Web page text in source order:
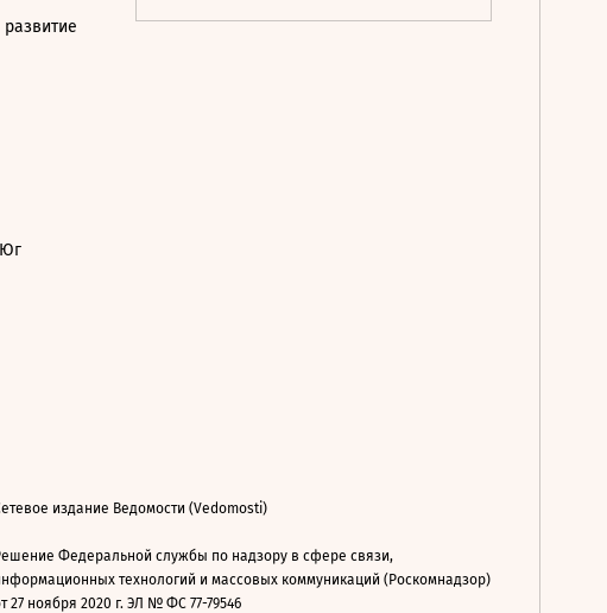
издание Ведомости (Vedomosti)
Федеральной службы по надзору в сфере связи,
технологий и массовых коммуникаций (Роскомнадзор)
27 ноября 2020 г. ЭЛ № ФС 77-79546